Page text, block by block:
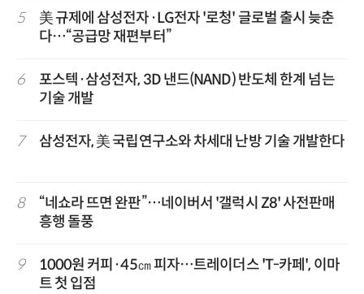
5
美 규제에 삼성전자·LG전자 '로청' 글로벌 출시 늦춘
다…“공급망 재편부터”
6
포스텍·삼성전자, 3D 낸드(NAND) 반도체 한계 넘는
기술 개발
7 삼성전자, 美 국립연구소와 차세대 난방 기술 개발한다
8
“네쇼라 뜨면 완판”…네이버서 '갤럭시 Z8' 사전판매
흥행 돌풍
9
1000원 커피·45㎝ 피자…트레이더스 'T-카페', 이마
트 첫 입점